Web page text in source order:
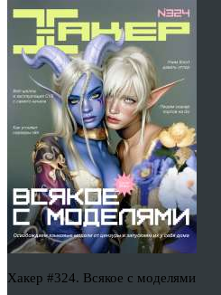
Хакер #324. Всякое с моделями